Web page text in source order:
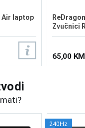
Air laptop
Zvučnici
GS560
65,00 KM
240Hz